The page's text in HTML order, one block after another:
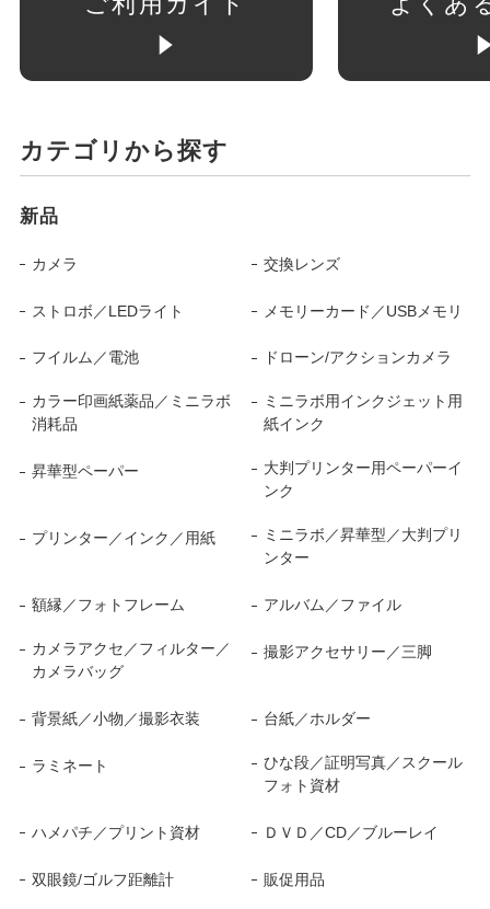
カテゴリから探す
新品
カメラ 交換レンズ
ストロボ／LEDライト メモリーカード／USBメモリ
フイルム／電池 ドローン/アクションカメラ
カラー印画紙薬品／ミニラボ
消耗品
ミニラボ用インクジェット用
紙インク
昇華型ペーパー
大判プリンター用ペーパーイ
ンク
プリンター／インク／用紙
ミニラボ／昇華型／大判プリ
ンター
額縁／フォトフレーム アルバム／ファイル
カメラアクセ／フィルター／
カメラバッグ
撮影アクセサリー／三脚
背景紙／小物／撮影衣装 台紙／ホルダー
ラミネート
ひな段／証明写真／スクール
フォト資材
ハメパチ／プリント資材 ＤＶＤ／CD／ブルーレイ
双眼鏡/ゴルフ距離計 販促用品